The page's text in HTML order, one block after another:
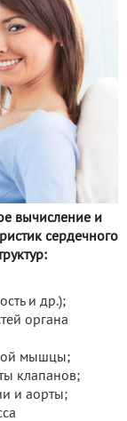
вычисление и
сердечного
и др.);
органа
мышцы;
клапанов;
и аорты;